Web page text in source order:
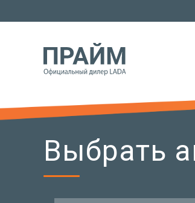
Выбрать